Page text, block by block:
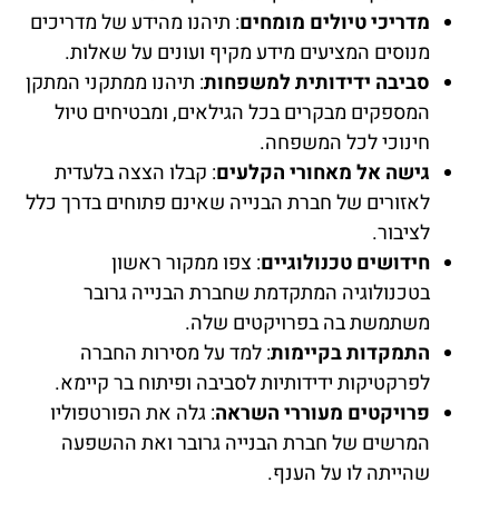
מדריכי טיולים מומחים: תיהנו מהידע של מדריכים
מנוסים המציעים מידע מקיף ועונים על שאלות.
סביבה ידידותית למשפחות: תיהנו ממתקני המתקן
המספקים מבקרים בכל הגילאים, ומבטיחים טיול
חינוכי לכל המשפחה.
גישה אל מאחורי הקלעים: קבלו הצצה בלעדית
לאזורים של חברת הבנייה שאינם פתוחים בדרך כלל
לציבור.
חידושים טכנולוגיים: צפו ממקור ראשון
בטכנולוגיה המתקדמת שחברת הבנייה גרובר
משתמשת בה בפרויקטים שלה.
התמקדות בקיימות: למד על מסירות החברה
לפרקטיקות ידידותיות לסביבה ופיתוח בר קיימא.
פרויקטים מעוררי השראה: גלה את הפורטפוליו
המרשים של חברת הבנייה גרובר ואת ההשפעה
שהייתה לו על הענף.